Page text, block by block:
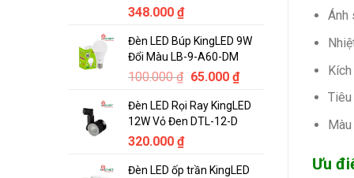
Ánh
Ưu
348.000 ₫
Đèn LED Búp KingLED 9W
Đổi Màu LB-9-A60-DM
100.000₫ Original
was:
100.000 ₫.
65.000 ₫Current
is:
Đèn LED Rọi Ray KingLED
12W Vỏ Đen DTL-12-D
320.000 ₫
Đèn LED ốp trần KingLED